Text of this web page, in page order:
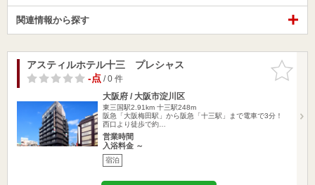
関連情報から探す
お気に入
りに追加
アスティルホテル十三 プレシャス
-点/ 0 件
大阪府 / 大阪市淀川区
東三国駅2.91km 十三駅248m
阪急「大阪梅田駅」から阪急「十三駅」まで電車で3分！
西口より徒歩で約…
営業時間
入浴料金 ～
宿泊